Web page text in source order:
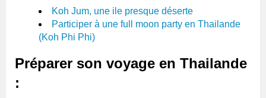
Koh Jum, une ile presque déserte
Participer à une full moon party en Thailande
(Koh Phi Phi)
Préparer son voyage en Thailande
: